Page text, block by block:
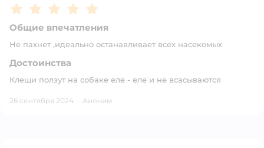
Рейтинг:5
Общие впечатления
Не пахнет ,идеально останавливает всех насекомых
Достоинства
Клещи ползут на собаке еле - еле и не всасываются
26 сентября 2024 · Аноним